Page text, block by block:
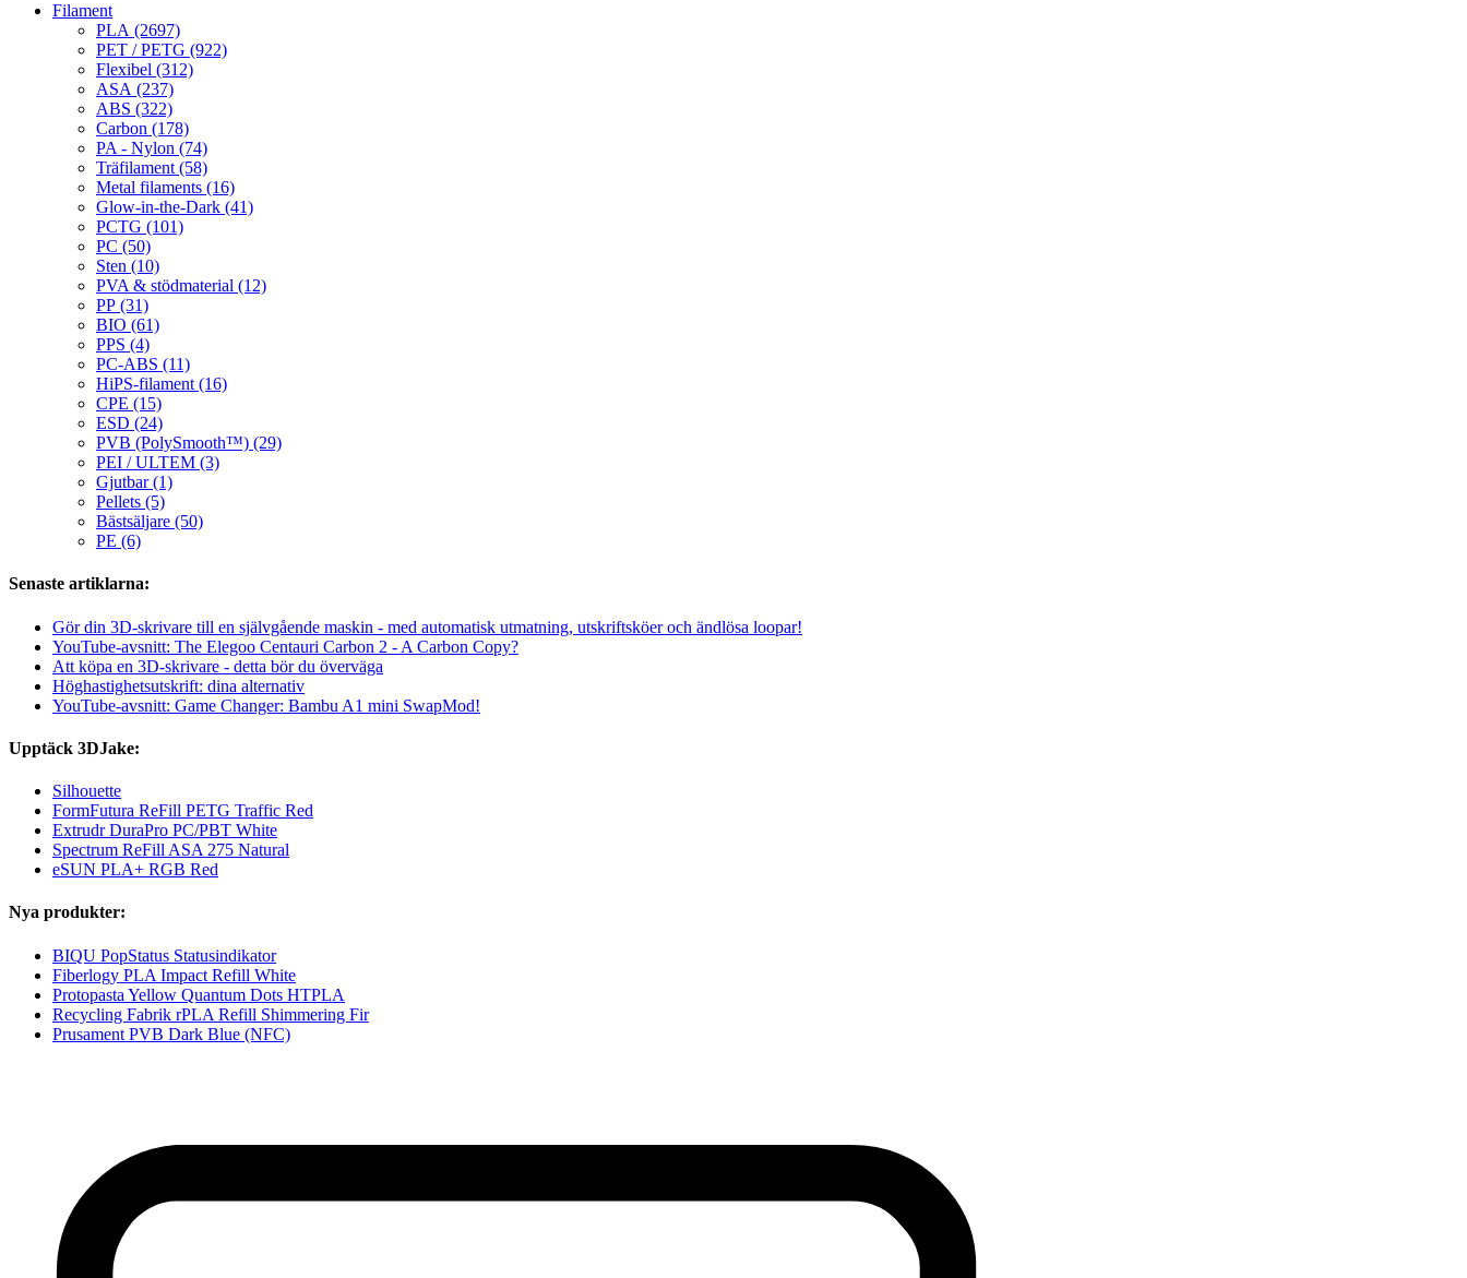
Filament
PLA (2697)
PET / PETG (922)
Flexibel (312)
ASA (237)
ABS (322)
Carbon (178)
PA - Nylon (74)
Träfilament (58)
Metal filaments (16)
Glow-in-the-Dark (41)
PCTG (101)
PC (50)
Sten (10)
PVA & stödmaterial (12)
PP (31)
BIO (61)
PPS (4)
PC-ABS (11)
HiPS-filament (16)
CPE (15)
ESD (24)
PVB (PolySmooth™) (29)
PEI / ULTEM (3)
Gjutbar (1)
Pellets (5)
Bästsäljare (50)
PE (6)
Senaste artiklarna:
Gör din 3D-skrivare till en självgående maskin - med automatisk utmatning, utskriftsköer och ändlösa loopar!
YouTube-avsnitt: The Elegoo Centauri Carbon 2 - A Carbon Copy?
Att köpa en 3D-skrivare - detta bör du överväga
Höghastighetsutskrift: dina alternativ
YouTube-avsnitt: Game Changer: Bambu A1 mini SwapMod!
Upptäck 3DJake:
Silhouette
FormFutura ReFill PETG Traffic Red
Extrudr DuraPro PC/PBT White
Spectrum ReFill ASA 275 Natural
eSUN PLA+ RGB Red
Nya produkter:
BIQU PopStatus Statusindikator
Fiberlogy PLA Impact Refill White
Protopasta Yellow Quantum Dots HTPLA
Recycling Fabrik rPLA Refill Shimmering Fir
Prusament PVB Dark Blue (NFC)